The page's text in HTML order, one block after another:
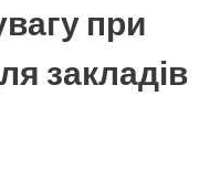
при
закладів